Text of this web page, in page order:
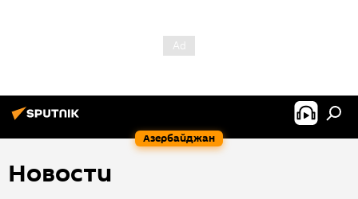
Азербайджан
Новости